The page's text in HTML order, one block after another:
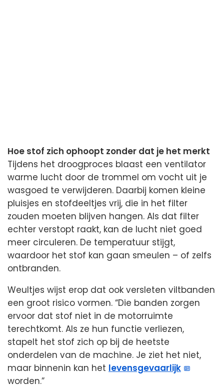
Hoe stof zich ophoopt zonder dat je het merkt
Tijdens het droogproces blaast een ventilator
warme lucht door de trommel om vocht uit je
wasgoed te verwijderen. Daarbij komen kleine
pluisjes en stofdeeltjes vrij, die in het filter
zouden moeten blijven hangen. Als dat filter
echter verstopt raakt, kan de lucht niet goed
meer circuleren. De temperatuur stijgt,
waardoor het stof kan gaan smeulen – of zelfs
ontbranden.
Weultjes wijst erop dat ook versleten viltbanden
een groot risico vormen. “Die banden zorgen
ervoor dat stof niet in de motorruimte
terechtkomt. Als ze hun functie verliezen,
stapelt het stof zich op bij de heetste
onderdelen van de machine. Je ziet het niet,
maar binnenin kan het levensgevaarlijk
worden.”